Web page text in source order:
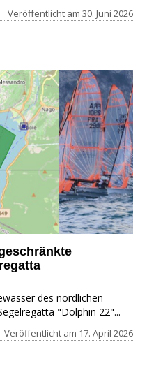
Veröffentlicht am 30. Juni 2026
des nördlichen
"Dolphin 22"...
Veröffentlicht am 17. April 2026